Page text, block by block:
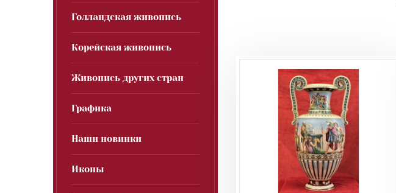
Голландская живопись
Корейская живопись
Живопись других стран
Графика
Наши новинки
Иконы